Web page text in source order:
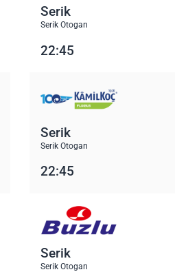
Serik
Serik Otogarı
22:45
Serik
Serik Otogarı
22:45
Serik
Serik Otogarı